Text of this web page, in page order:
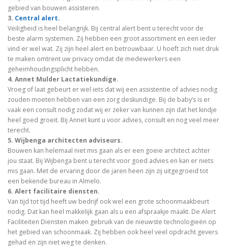
gebied van bouwen assisteren.
3. Central alert.
Veiligheid is heel belangrijk. Bij central alert bent u terecht voor de
beste alarm systemen. Zij hebben een groot assortiment en een ieder
vind er wel wat. Zij zijn heel alert en betrouwbaar. U hoeft zich niet druk
te maken omtrent uw privacy omdat de medewerkers een
geheimhoudingsplicht hebben.
4. Annet Mulder Lactatiekundige.
Vroeg of laat gebeurt er wel iets dat wij een assistentie of advies nodig
zouden moeten hebben van een zorg deskundige. Bij de baby’s is er
vaak een consult nodig zodat wij er zeker van kunnen zijn dat het kindje
heel goed groeit. Bij Annet kunt u voor advies, consult en nog veel meer
terecht.
5. Wijbenga architecten adviseurs.
Bouwen kan helemaal niet mis gaan als er een goeie architect achter
jou staat. Bij Wijbenga bent u terecht voor goed advies en kan er niets
mis gaan. Met de ervaring door de jaren heen zijn zij uitgegroeid tot
een bekende bureau in Almelo.
6. Alert facilitaire diensten.
Van tijd tot tijd heeft uw bedrijf ook wel een grote schoonmaakbeurt
nodig. Dat kan heel makkelijk gaan als u een afspraakje maakt. De Alert
Faciliteiten Diensten maken gebruik van de nieuwste technologieën op
het gebied van schoonmaak. Zij hebben ook heel veel opdracht gevers
gehad en zijn niet weg te denken.